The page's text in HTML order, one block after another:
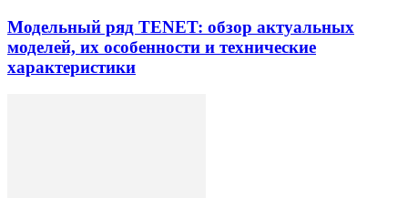
Модельный ряд TENET: обзор актуальных
моделей, их особенности и технические
характеристики